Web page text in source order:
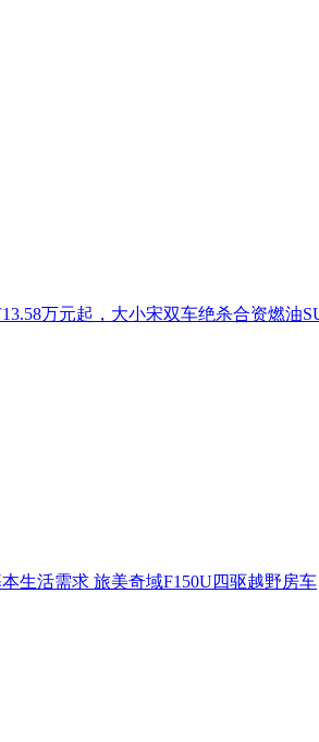
万元起，大小宋双车绝杀合资燃油
生活需求 旅美奇域F150U四驱越野房车